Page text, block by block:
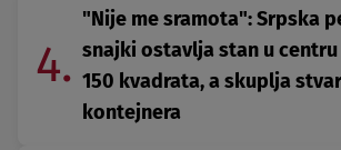
4.
"Nije me sramota": Srpska
snajki ostavlja stan u
150 kvadrata, a skuplja
kontejnera